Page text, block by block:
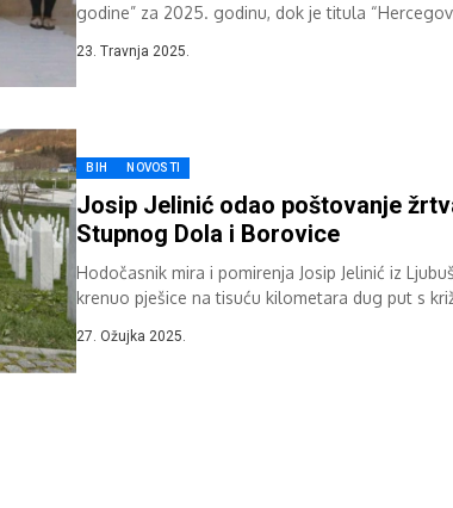
godine” za 2025. godinu, dok je titula
23. Travnja 2025.
BIH NOVOSTI
Josip Jelinić odao poštovanje
Stupnog Dola i Borovice
Hodočasnik mira i pomirenja Josip Jelinić iz
krenuo pješice na tisuću kilometara dug put s
27. Ožujka 2025.